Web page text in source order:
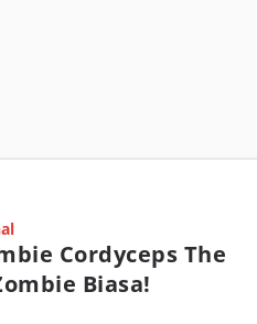
Cordyceps The
Biasa!